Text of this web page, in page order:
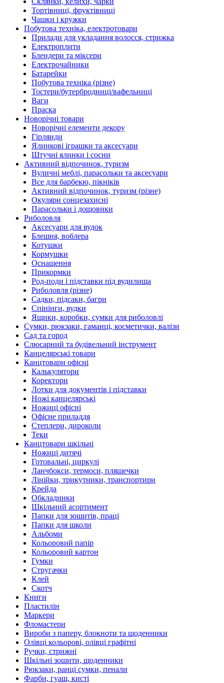
Тортівниці, фруктівниці
Чашки і кружки
Побутова техніка, електротовари
Прилади для укладання волосся, стрижка
Електроплити
Блендери та міксери
Електрочайники
Батарейки
Побутова техніка (різне)
Тостери/бутербродниці/вафельниці
Ваги
Праска
Новорічні товари
Новорічні елементи декору
Гірлянди
Ялинкові іграшки та аксесуари
Штучні ялинки і сосни
Активний відпочинок, туризм
Вуличні меблі, парасольки та аксесуари
Все для барбекю, пікніків
Активний відпочинок, туризм (різне)
Окуляри сонцезахисні
Парасольки і дощовики
Риболовля
Аксесуари для вудок
Блешня, воблера
Котушки
Кормушки
Оснащення
Прикормки
Род-поди і підставки під вудилища
Риболовля (різне)
Садки, підсаки, багри
Спінінги, вудки
Ящики, коробки, сумки для риболовлі
Сумки, рюкзаки, гаманці, косметички, валізи
Сад та город
Слюсарний та будівельний інструмент
Канцелярські товари
Канцтовари офісні
Калькулятори
Коректори
Лотки для документів і підставки
Ножі канцелярські
Ножиці офісні
Офісне приладдя
Степлери, дироколи
Теки
Канцтовари шкільні
Ножиці дитячі
Готовальні, циркулі
Ланчбокси, термоси, пляшечки
Лінійки, трикутники, транспортири
Крейда
Обкладинки
Шкільний асортимент
Папки для зошитів, праці
Папки для школи
Альбоми
Кольоровий папір
Кольоровий картон
Гумки
Стругачки
Клей
Скотч
Книги
Пластилін
Маркери
Фломастери
Вироби з паперу, блокноти та щоденники
Олівці кольорові, олівці графітні
Ручки, стрижні
Шкільні зошити, щоденники
Рюкзаки, ранці сумки, пенали
Фарби, гуаш, кисті